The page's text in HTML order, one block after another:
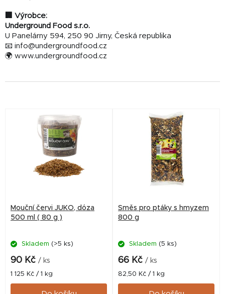
🏢 Výrobce:
Underground Food s.r.o.
U Panelárny 594, 250 90 Jirny, Česká republika
📧 info@undergroundfood.cz
🌍 www.undergroundfood.cz
Mouční červi JUKO, dóza
500 ml ( 80 g )
Skladem (>5 ks)
90 Kč / ks
Měrná
cena:
1 125 Kč / 1 kg
Směs pro ptáky s hmyzem
800 g
Skladem (5 ks)
66 Kč / ks
Měrná
cena:
82,50 Kč / 1 kg